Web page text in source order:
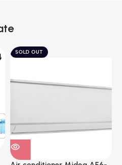
SOLD OUT